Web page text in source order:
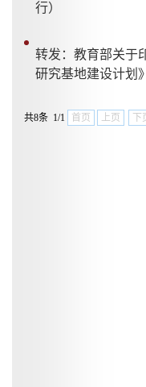
行）
转发：教育部关于
研究基地建设计划
共8条 1/1 首页 上页 下